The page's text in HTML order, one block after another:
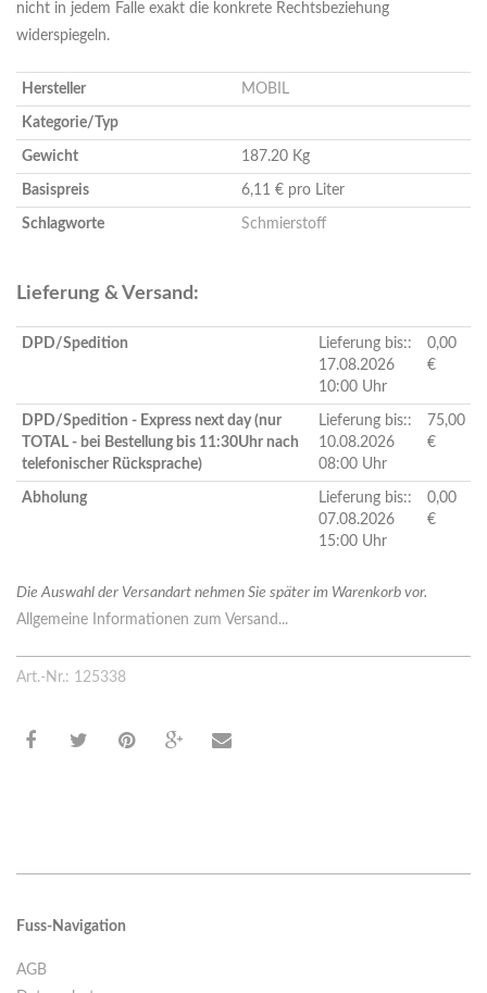
nicht in jedem Falle exakt die konkrete Rechtsbeziehung
widerspiegeln.
Hersteller MOBIL
Kategorie/Typ
Gewicht 187.20 Kg
Basispreis 6,11 € pro Liter
Schlagworte Schmierstoff
Lieferung & Versand:
DPD/Spedition
Lieferung bis::
17.08.2026
10:00 Uhr
0,00
€
DPD/Spedition - Express next day (nur
TOTAL - bei Bestellung bis 11:30Uhr nach
telefonischer Rücksprache)
Lieferung bis::
10.08.2026
08:00 Uhr
75,00
€
Abholung
Lieferung bis::
07.08.2026
15:00 Uhr
0,00
€
Die Auswahl der Versandart nehmen Sie später im Warenkorb vor.
Allgemeine Informationen zum Versand...
Art.-Nr.: 125338
Fuss-Navigation
AGB